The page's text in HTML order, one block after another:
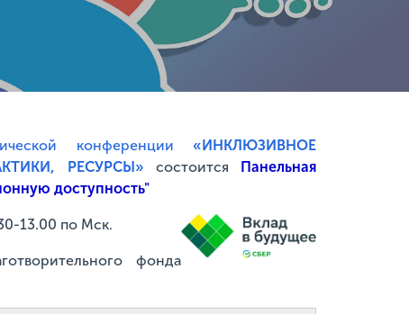
конференции «ИНКЛЮЗИВНОЕ
РЕСУРСЫ» состоится
Панельная
доступность"
13.00 по Мск.
фонда